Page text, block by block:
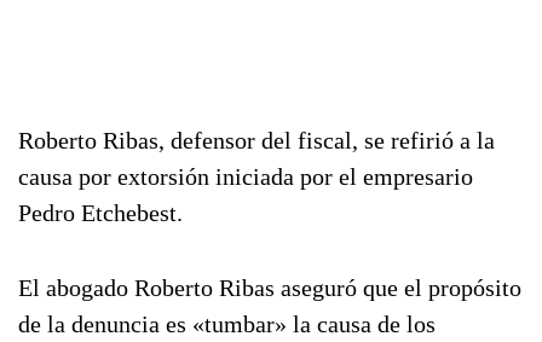
Roberto Ribas, defensor del fiscal, se refirió a la
causa por extorsión iniciada por el empresario
Pedro Etchebest.
El abogado Roberto Ribas aseguró que el propósito
de la denuncia es «tumbar» la causa de los